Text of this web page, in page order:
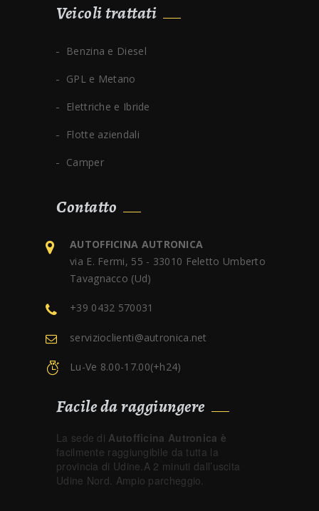
Veicoli trattati
Benzina e Diesel
GPL e Metano
Elettriche e Ibride
Flotte aziendali
Camper
Contatto
AUTOFFICINA AUTRONICA
via E. Fermi, 55 - 33010 Feletto Umberto
Tavagnacco (Ud)
+39 0432 570031
servizioclienti@autronica.net
Lu-Ve 8.00-17.00(+h24)
Facile da raggiungere
La sede di Autofficina Autronica è
facilmente raggiungibile da tutta la
provincia di Udine.A 2 minuti dall’uscita
Udine Nord. Ampio parcheggio.